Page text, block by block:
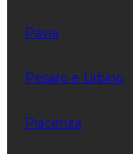
Pavia
Pesaro e Urbino
Piacenza